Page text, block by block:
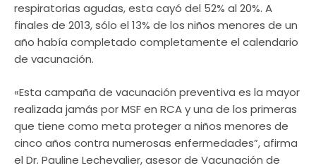
respiratorias agudas, esta cayó del 52% al 20%. A
finales de 2013, sólo el 13% de los niños menores de un
año había completado completamente el calendario
de vacunación.
«Esta campaña de vacunación preventiva es la mayor
realizada jamás por MSF en RCA y una de los primeras
que tiene como meta proteger a niños menores de
cinco años contra numerosas enfermedades”, afirma
el Dr. Pauline Lechevalier, asesor de Vacunación de